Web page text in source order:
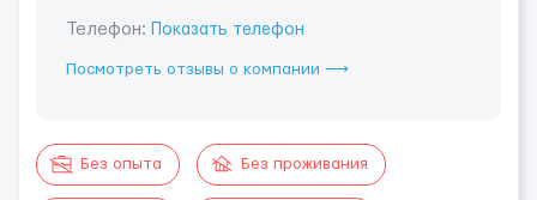
Телефон: Показать телефон
Посмотреть отзывы о компании ⟶
Без опыта Без проживания